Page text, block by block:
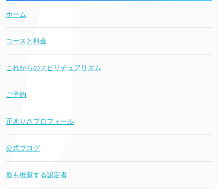
ホーム
コースと料金
これからのスピリチュアリズム
ご予約
正木りさプロフィール
公式ブログ
最も推奨する認定者